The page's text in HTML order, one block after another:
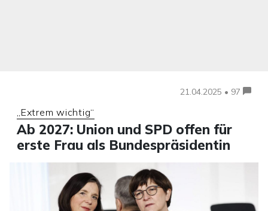
21.04.2025 • 97
„Extrem wichtig“
Ab 2027: Union und SPD offen für
erste Frau als Bundespräsidentin